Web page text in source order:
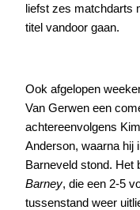
liefst zes matchdarts
titel vandoor gaan.
Ook afgelopen
Van Gerwen een
achtereenvolgens
Anderson, waarna hij
Barneveld stond. Het
Barney, die een 2-5
tussenstand weer